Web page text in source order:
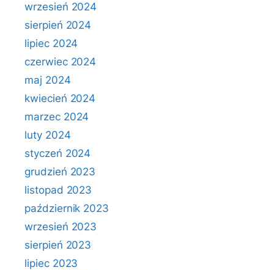
wrzesień 2024
sierpień 2024
lipiec 2024
czerwiec 2024
maj 2024
kwiecień 2024
marzec 2024
luty 2024
styczeń 2024
grudzień 2023
listopad 2023
październik 2023
wrzesień 2023
sierpień 2023
lipiec 2023